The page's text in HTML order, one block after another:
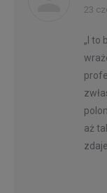
23
„I to
aż